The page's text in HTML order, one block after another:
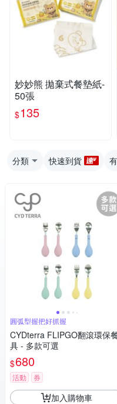
妙妙熊 拋棄式餐墊紙-
50張
$135
分類 快速到貨
圓弧型握把好抓握
CYDterra FLIPGO翻滾環保
具 - 多款可選
$680
活動 券
加入購物車